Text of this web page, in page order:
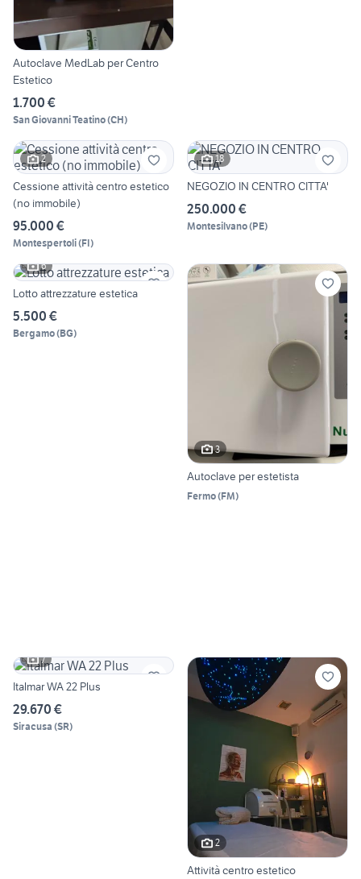
Autoclave MedLab per Centro
Estetico
1.700 €
San Giovanni Teatino(CH)
2
Cessione attività centro estetico
(no immobile)
95.000 €
Montespertoli(FI)
18
NEGOZIO IN CENTRO CITTA'
250.000 €
Montesilvano(PE)
6
Lotto attrezzature estetica
5.500 €
Bergamo(BG)
3
Autoclave per estetista
Fermo(FM)
7
Italmar WA 22 Plus
29.670 €
Siracusa (SR)
2
Attività centro estetico